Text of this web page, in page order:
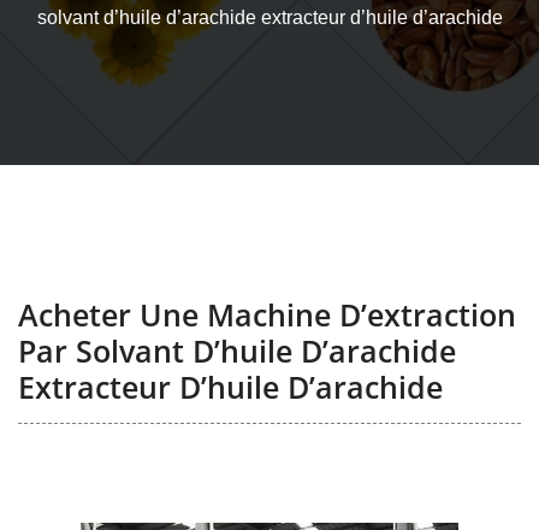
solvant d’huile d’arachide extracteur d’huile d’arachide
Acheter Une Machine D’extraction
Par Solvant D’huile D’arachide
Extracteur D’huile D’arachide